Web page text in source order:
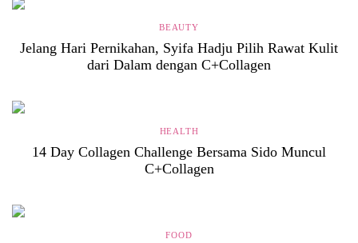
BEAUTY
Jelang Hari Pernikahan, Syifa Hadju Pilih Rawat Kulit
dari Dalam dengan C+Collagen
HEALTH
14 Day Collagen Challenge Bersama Sido Muncul
C+Collagen
FOOD